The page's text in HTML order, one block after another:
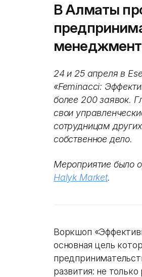
В Алматы
24 и 25 апреля в
«Feminacci:
более 200 заявок.
свои
сотрудницам
собственное дело.
Мероприятие было
Halyk Market.
Воркшоп
основная цель
развития: не